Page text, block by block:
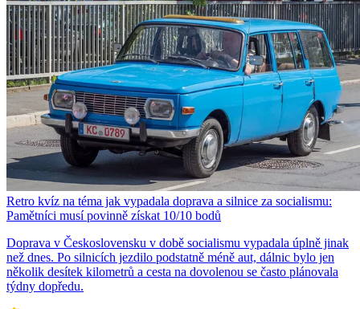
Retro kvíz na téma jak vypadala doprava a silnice za socialismu:
Pamětníci musí povinně získat 10/10 bodů
Doprava v Československu v době socialismu vypadala úplně jinak
než dnes. Po silnicích jezdilo podstatně méně aut, dálnic bylo jen
několik desítek kilometrů a cesta na dovolenou se často plánovala
týdny dopředu.